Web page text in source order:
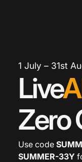
1 July – 31st
Live
Zero
Use code
SUMMER-33Y